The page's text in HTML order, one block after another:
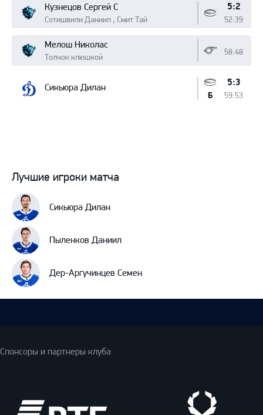
Кузнецов Сергей С
Сотишвили Даниил , Смит Тай
5:2
52:39
Мелош Николас
Толчок клюшкой
58:48
Сикьюра Дилан 5:3
59:53
Б
Лучшие игроки матча
Сикьюра Дилан
Пыленков Даниил
Дер-Аргучинцев Семен
Спонсоры и партнеры клуба